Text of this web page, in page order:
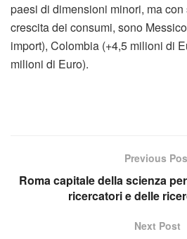
paesi di dimensioni minori, ma
crescita dei consumi, sono
import), Colombia (+4,5 milioni di
milioni di Euro).
Previous
Roma capitale della scienza
ricercatori e delle
Next Post